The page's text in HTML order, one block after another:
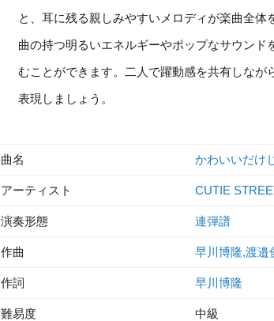
と、耳に残る親しみやすいメロディが楽曲全
曲の持つ明るいエネルギーやポップなサウン
むことができます。二人で躍動感を共有しな
表現しましょう。
曲名 かわいいだけ
アーティスト CUTIE
演奏形態 連弾譜
作曲 早川博隆,渡邉
作詞 早川博隆
難易度 中級